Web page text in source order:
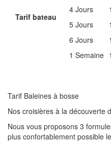
Tarif bateau
4 Jours
1
5 Jours
1
6 Jours
1
1 Semaine 1
Tarif Baleines à bosse
Nos croisières à la découverte
Nous vous proposons 3
plus confortablement possible